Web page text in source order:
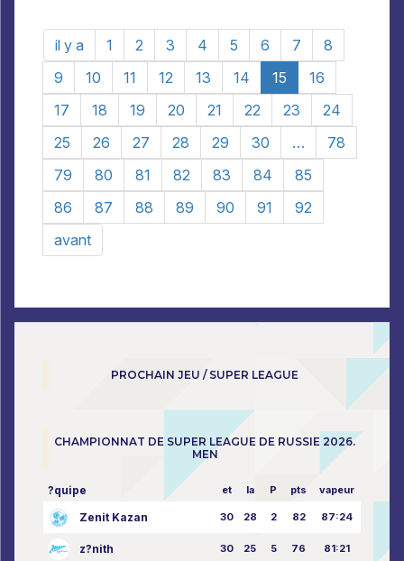
il y a 1 2 3 4 5 6 7
8
9
10 11 12 13 14 15
16
17
18 19 20 21 22 23
24
25
26 27 28 29 30 …
78
79
80 81 82 83 84
85
86
87 88 89 90 91
92
avant
PROCHAIN JEU / SUPER LEAGUE
CHAMPIONNAT DE SUPER LEAGUE DE RUSSIE 2026.
MEN
?quipe et la P pts vapeur
Zenit Kazan 30 28 2 82 87:24
z?nith 30 25 5 76 81:21